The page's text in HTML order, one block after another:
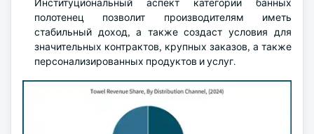
Институциональный аспект категории банных
полотенец позволит производителям иметь
стабильный доход, а также создаст условия для
значительных контрактов, крупных заказов, а также
персонализированных продуктов и услуг.